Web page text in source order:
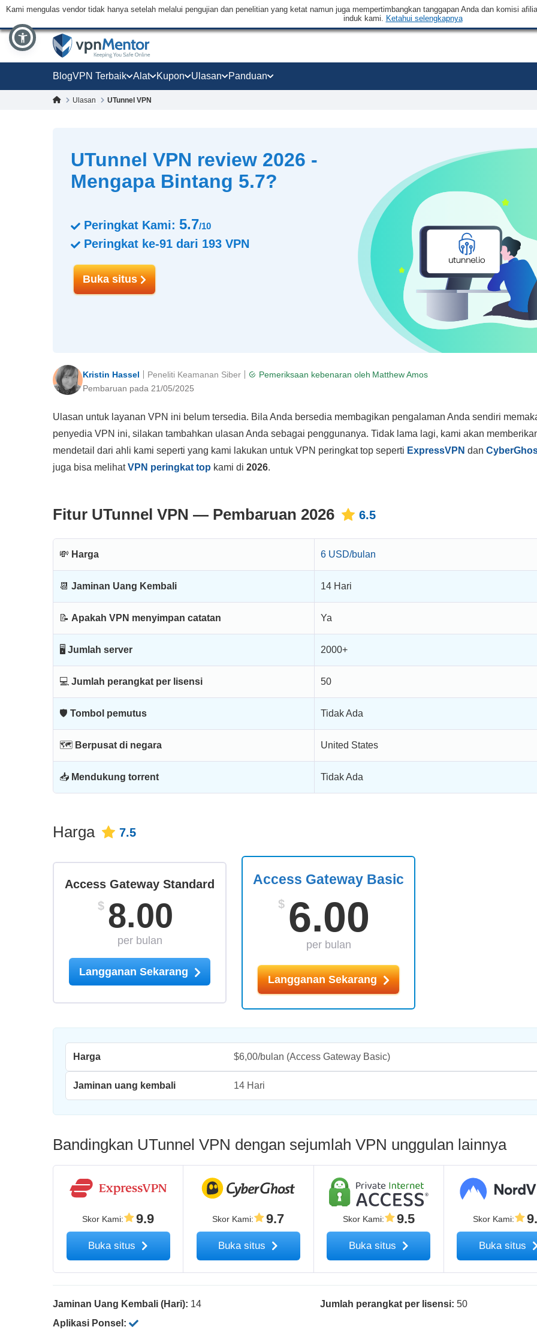
Kami mengulas vendor tidak hanya setelah melalui pengujian dan penelitian yang ketat namun juga mempertimbangkan tanggapan Anda dan komisi
induk kami. Ketahui selengkapnya
BlogVPN Terbaik Alat Kupon Ulasan Panduan
Ulasan UTunnel VPN
UTunnel VPN review 2026 -
Mengapa Bintang 5.7?
Peringkat Kami: 5.7/10
Peringkat ke-91 dari 193 VPN
Buka situs
Kristin Hassel
Pembaruan pada 21/05/2025
Pemeriksaan kebenaran oleh Matthew Amos
Peneliti Keamanan Siber
Ulasan untuk layanan VPN ini belum tersedia. Bila Anda bersedia membagikan pengalaman Anda sendiri
penyedia VPN ini, silakan tambahkan ulasan Anda sebagai penggunanya. Tidak lama lagi, kami akan
mendetail dari ahli kami seperti yang kami lakukan untuk VPN peringkat top seperti ExpressVPN dan
juga bisa melihatVPN peringkat top kami di 2026.
Fitur UTunnel VPN — Pembaruan 2026 6.5
💸 Harga 6 USD/bulan
📆 Jaminan Uang Kembali 14 Hari
📝 Apakah VPN menyimpan catatan Ya
🖥 Jumlah server 2000+
💻 Jumlah perangkat per lisensi 50
🛡 Tombol pemutus Tidak Ada
🗺 Berpusat di negara United States
📥 Mendukung torrent Tidak Ada
Harga 7.5
Access Gateway Basic
$ 6.00
per bulan
Langganan Sekarang
Access Gateway Standard
$ 8.00
per bulan
Langganan Sekarang
Harga $6,00/bulan (Access Gateway Basic)
Jaminan uang kembali 14 Hari
Bandingkan UTunnel VPN dengan sejumlah VPN unggulan lainnya
Skor Kami: 9.9
Buka situs
Skor Kami: 9.7
Buka situs
Skor Kami: 9.5
Buka situs
Skor Kami:
Buka situs
Jaminan Uang Kembali (Hari): 14
Aplikasi Ponsel:
Jumlah perangkat per lisensi: 50